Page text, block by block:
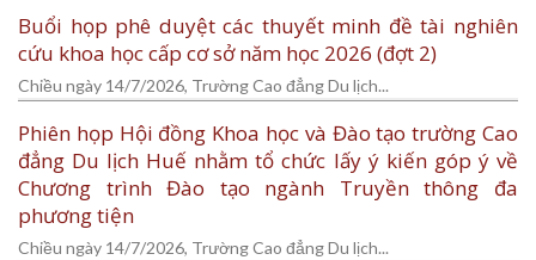
Buổi họp phê duyệt các thuyết minh đề tài nghiên
cứu khoa học cấp cơ sở năm học 2026 (đợt 2)
Chiều ngày 14/7/2026, Trường Cao đẳng Du lịch...
Phiên họp Hội đồng Khoa học và Đào tạo trường Cao
đẳng Du lịch Huế nhằm tổ chức lấy ý kiến góp ý về
Chương trình Đào tạo ngành Truyền thông đa
phương tiện
Chiều ngày 14/7/2026, Trường Cao đẳng Du lịch...